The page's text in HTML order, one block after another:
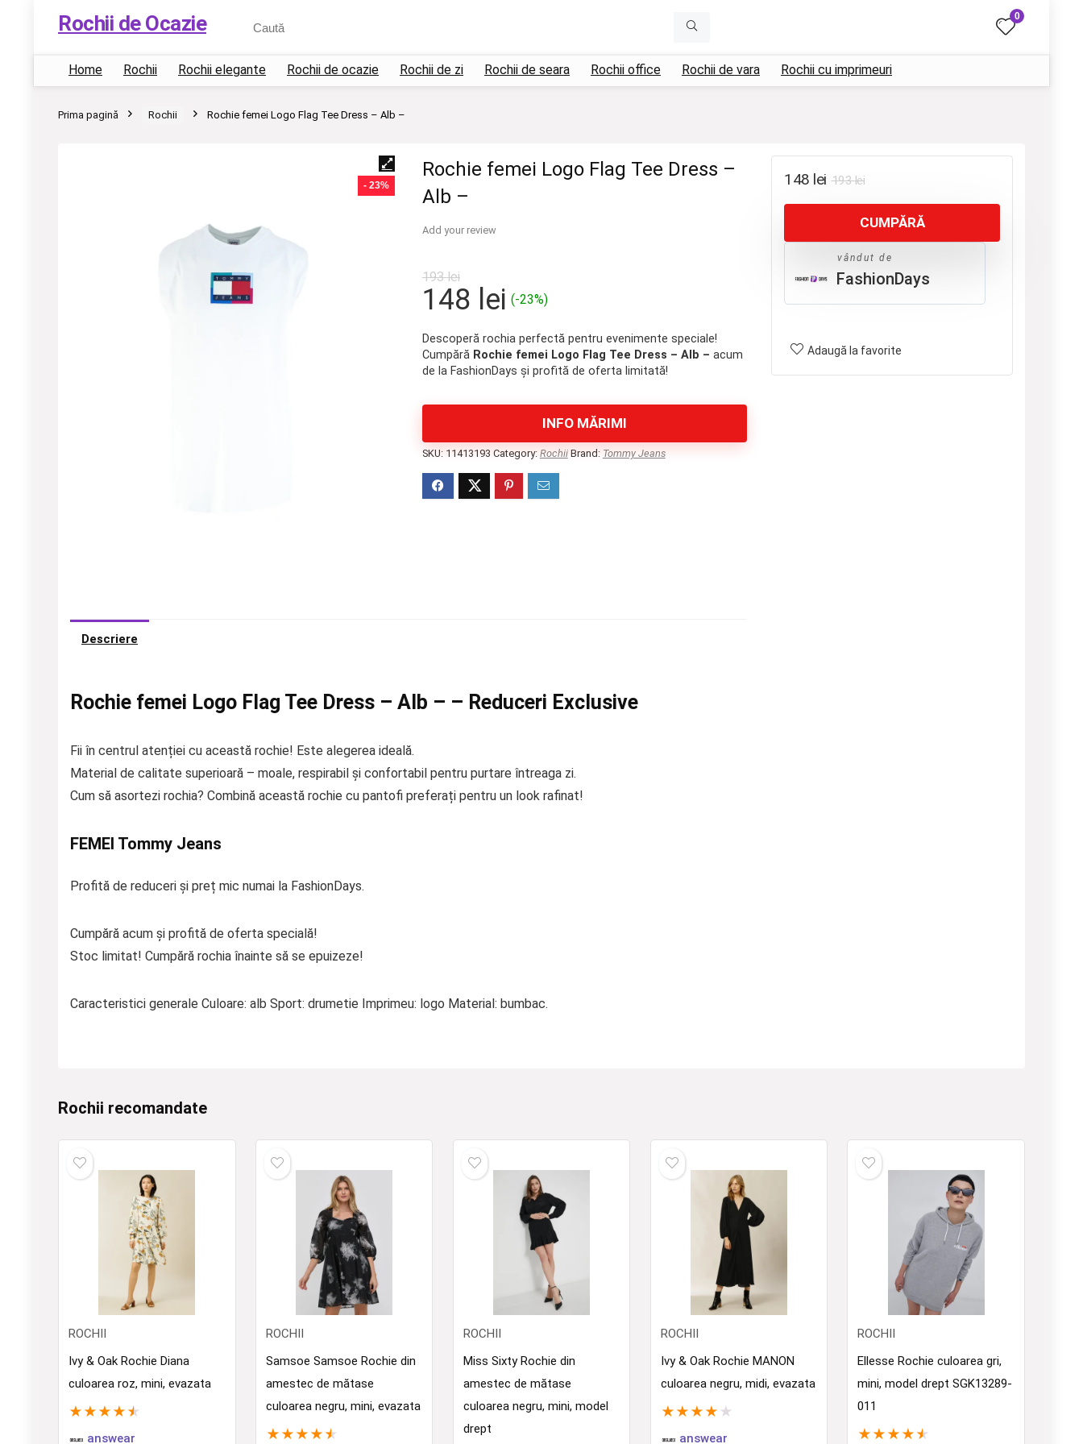
Rochii de Ocazie 0
Home Rochii Rochii elegante Rochii de ocazie Rochii de zi Rochii de seara Rochii office Rochii de vara Rochii cu imprimeuri
Prima pagină Rochii Rochie femei Logo Flag Tee Dress – Alb –
- 23%
Rochie femei Logo Flag Tee Dress –
Alb –
Add your review
193lei
Prețul
a
fost:
148 leiPrețul
este:
148 lei.
(-23%)
Descoperă rochia perfectă pentru evenimente speciale!
Cumpără Rochie femei Logo Flag Tee Dress – Alb – acum
de la FashionDays și profită de oferta limitată!
INFO MĂRIMI
SKU: 11413193 Category: Rochii Brand: Tommy Jeans
Descriere
Rochie femei Logo Flag Tee Dress – Alb – – Reduceri Exclusive
Fii în centrul atenției cu această rochie! Este alegerea ideală.
Material de calitate superioară – moale, respirabil și confortabil pentru purtare întreaga zi.
Cum să asortezi rochia? Combină această rochie cu pantofi preferați pentru un look rafinat!
FEMEI Tommy Jeans
Profită de reduceri și preț mic numai la FashionDays.
Cumpără acum și profită de oferta specială!
Stoc limitat! Cumpără rochia înainte să se epuizeze!
Caracteristici generale Culoare: alb Sport: drumetie Imprimeu: logo Material: bumbac.
193leiPrețul
inițial
a
fost:
193 lei.
148 lei
Prețul
curent
este:
148 lei.
CUMPĂRĂ
vândut de
FashionDays
Adaugă la favorite
Rochii recomandate
ROCHII
Ivy & Oak Rochie Diana
culoarea roz, mini, evazata
★ ★ ★ ★ ★
answear
ROCHII
Samsoe Samsoe Rochie din
amestec de mătase
culoarea negru, mini, evazata
★ ★ ★ ★ ★
ROCHII
Miss Sixty Rochie din
amestec de mătase
culoarea negru, mini, model
drept
ROCHII
Ivy & Oak Rochie MANON
culoarea negru, midi, evazata
★ ★ ★ ★ ★
answear
ROCHII
Ellesse Rochie culoarea gri,
mini, model drept SGK13289-
011
★ ★ ★ ★ ★